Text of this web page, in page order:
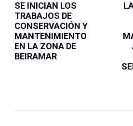
SE INICIAN LOS
TRABAJOS DE
CONSERVACIÓN Y
MANTENIMIENTO
EN LA ZONA DE
BEIRAMAR